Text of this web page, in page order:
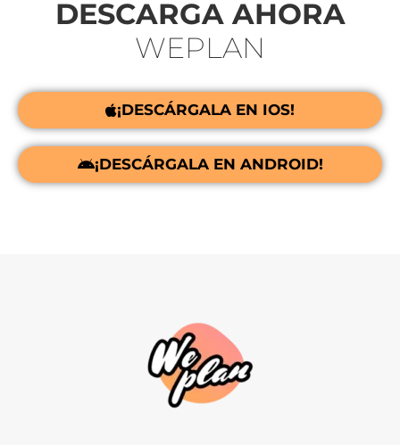
DESCARGA AHORA
WEPLAN
¡DESCÁRGALA EN IOS!
¡DESCÁRGALA EN ANDROID!